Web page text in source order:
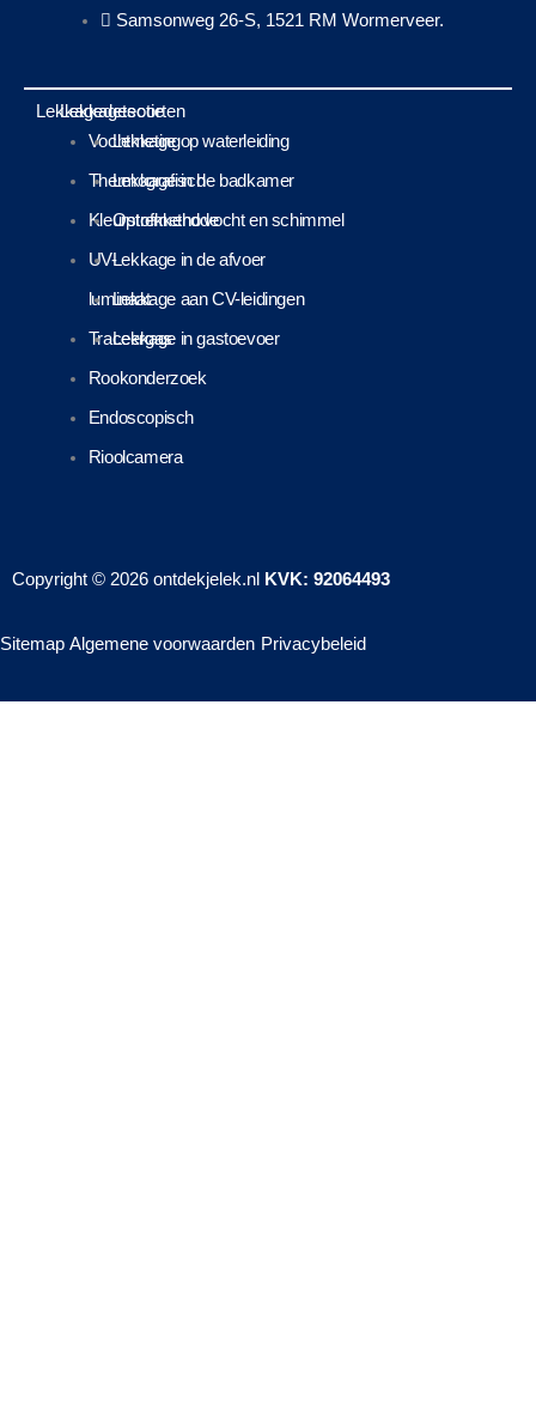
b
o
o
k
e
d
i
n
a
g
r
a
m
Samsonweg 26-S, 1521 RM Wormerveer.
Lekkagedetectie
Vochtmeting
Thermografisch
Kleurstofmethode
UV-
luminaat
Traceergas
Rookonderzoek
Endoscopisch
Rioolcamera
Lekkagesoorten
Lekkage op waterleiding
Lekkage in de badkamer
Optrekkend vocht en schimmel
Lekkage in de afvoer
Lekkage aan CV-leidingen
Lekkage in gastoevoer
Copyright © 2026 ontdekjelek.nl KVK: 92064493
Sitemap Algemene voorwaarden Privacybeleid